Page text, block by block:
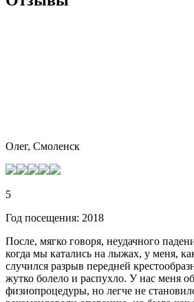
Олег, Смоленск
5
Год посещения: 2018
После, мягко говоря, неудачного
когда мы катались на лыжах, у меня,
случился разрыв передней
жутко болело и распухло. У нас меня
физиопроцедуры, но легче не